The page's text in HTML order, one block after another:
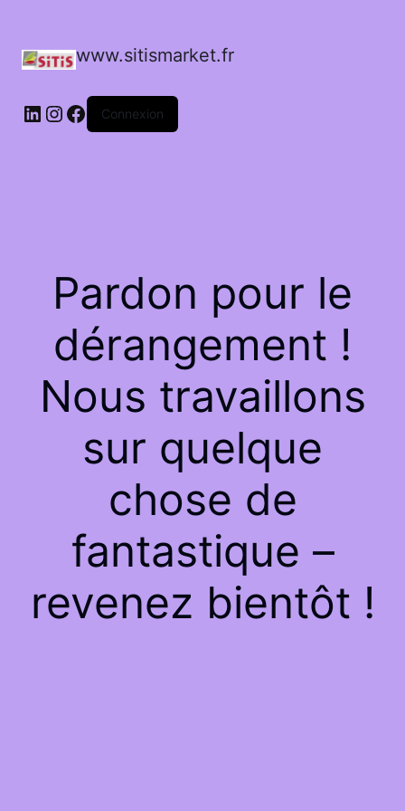
www.sitismarket.fr
LinkedIn
Instagram
Facebook
Connexion
Pardon pour le
dérangement !
Nous travaillons
sur quelque
chose de
fantastique –
revenez bientôt !